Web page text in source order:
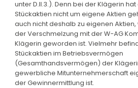
unter D.II.3.). Denn bei der Klägerin
Stückaktien nicht um eigene Aktien
auch nicht deshalb zu eigenen
der Verschmelzung mit der W-AG
Klägerin geworden ist. Vielmehr
Stückaktien im Betriebsvermögen
(Gesamthandsvermögen) der
gewerbliche Mitunternehmerschaft
der Gewinnermittlung ist.